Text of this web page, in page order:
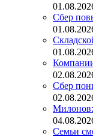
Сбер
Сбер
Милонов:
Семьи